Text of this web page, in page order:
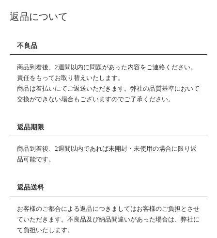
返品について
不良品
商品到着後、2週間以内に問題があった内容をご連絡ください。
責任をもってお取り替えいたします。
商品は着払いにてご返送いただきます。弊社の品質基準において
交換ができない場合もございますのでご了承ください。
返品期限
商品到着後、2週間以内であれば未開封・未使用の場合に限り返
品可能です。
返品送料
お客様のご都合による返品につきましてはお客様のご負担とさせ
ていただきます。不良品及び納品間違いがあった場合は、弊社に
て負担いたします。